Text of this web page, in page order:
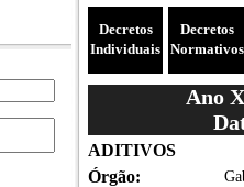
Decretos
Individuais
Decretos
Normativos
Ano
ADITIVOS
Órgão: